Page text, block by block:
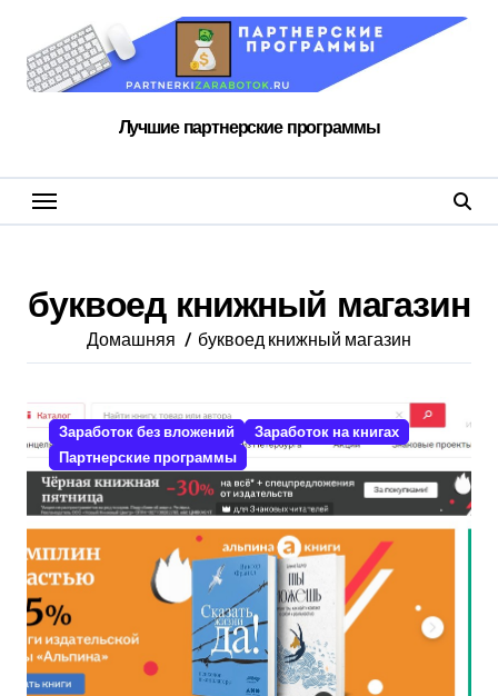
содержанию
Лучшие партнерские программы
буквоед книжный магазин
Домашняя буквоед книжный магазин
Заработок без вложений
Заработок на книгах
Партнерские программы